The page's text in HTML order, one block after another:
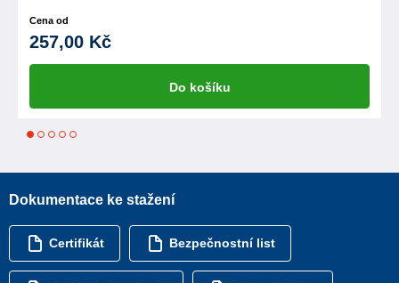
Cena od
257,00 Kč
Do košíku
1 2 3 4
Dokumentace ke stažení
Certifikát Bezpečnostní list